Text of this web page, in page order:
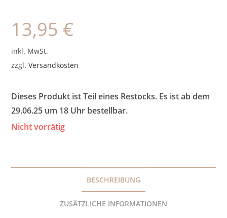
13,95 €
inkl. MwSt.
zzgl.Versandkosten
Dieses Produkt ist Teil eines Restocks. Es ist ab dem
29.06.25 um 18 Uhr bestellbar.
Nicht vorrätig
BESCHREIBUNG
ZUSÄTZLICHE INFORMATIONEN